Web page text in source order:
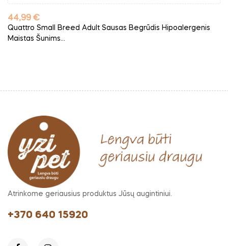
Kaina
44,99 €
Quattro Small Breed Adult Sausas Begrūdis Hipoalergenis
Maistas Šunims...
Atrinkome geriausius produktus Jūsų augintiniui.
+370 640 15920